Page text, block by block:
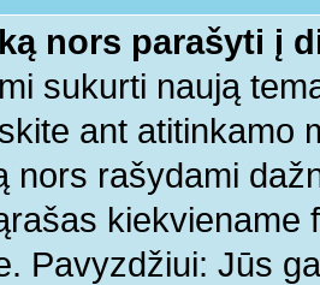
nors parašyti į
sukurti naują
ant atitinkamo
nors rašydami
kiekviename
Pavyzdžiui: Jūs